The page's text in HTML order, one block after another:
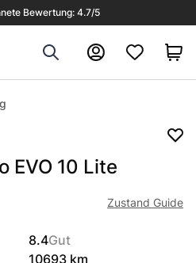
Bewertung: 4.7/5
Search Konto
EVO 10 Lite
Zustand Guide
8.4Gut
10693 km